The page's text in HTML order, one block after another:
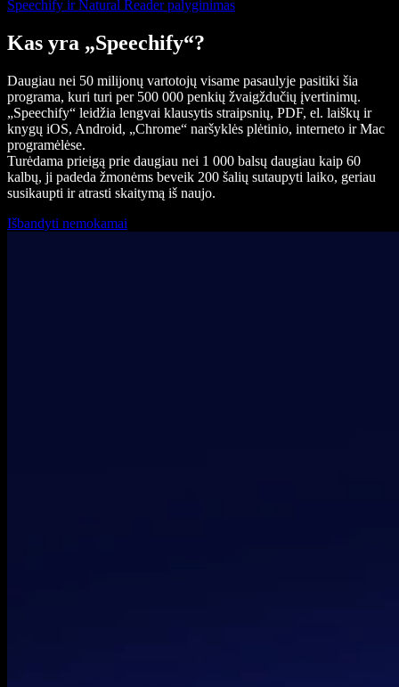
Speechify ir Natural Reader palyginimas
Kas yra „Speechify“?
Daugiau nei 50 milijonų vartotojų visame pasaulyje pasitiki šia
programa, kuri turi per 500 000 penkių žvaigždučių įvertinimų.
„Speechify“ leidžia lengvai klausytis straipsnių, PDF, el. laiškų ir
knygų iOS, Android, „Chrome“ naršyklės plėtinio, interneto ir Mac
programėlėse.
Turėdama prieigą prie daugiau nei 1 000 balsų daugiau kaip 60
kalbų, ji padeda žmonėms beveik 200 šalių sutaupyti laiko, geriau
susikaupti ir atrasti skaitymą iš naujo.
Išbandyti nemokamai